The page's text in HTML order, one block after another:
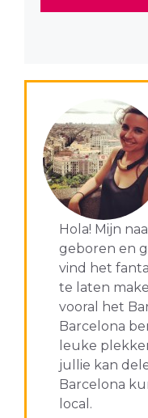
Hola! Mijn
geboren en
vind het
te laten
vooral het
Barcelona
leuke
jullie kan
Barcelona
local.